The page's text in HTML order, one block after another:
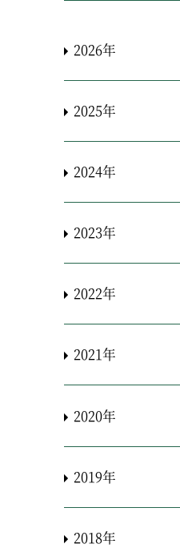
2026年
2025年
2024年
2023年
2022年
2021年
2020年
2019年
2018年